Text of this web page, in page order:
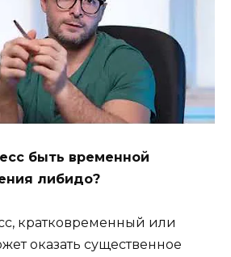
быть временной
либидо?
кратковременный или
оказать существенное